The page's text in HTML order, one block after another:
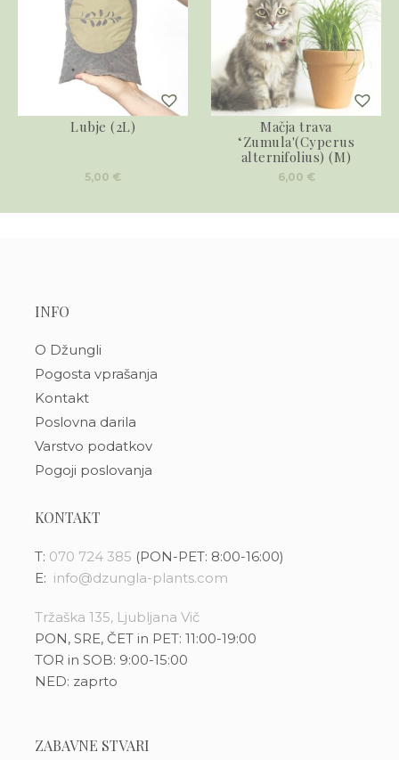
Lubje (2L)
5,00 €
Mačja trava
‘Zumula'(Cyperus
alternifolius) (M)
6,00 €
INFO
O Džungli
Pogosta vprašanja
Kontakt
Poslovna darila
Varstvo podatkov
Pogoji poslovanja
KONTAKT
T: 070 724 385 (PON-PET: 8:00-16:00)
E: info@dzungla-plants.com
Tržaška 135, Ljubljana Vič
PON, SRE, ČET in PET: 11:00-19:00
TOR in SOB: 9:00-15:00
NED: zaprto
ZABAVNE STVARI